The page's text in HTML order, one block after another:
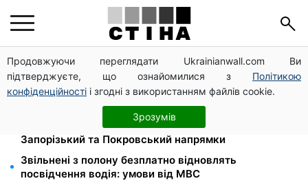
Продовжуючи переглядати Ukrainianwall.com Ви
підтверджуєте, що ознайомилися з Політикою
конфіденційності і згодні з використанням файлів cookie.
Зрозумів
Новий знак на центральній вулиці: водіям
вантажівок заборонили зупинку — штраф до 680
грн
Мавіки, зарядні станції та апарати для реанімації:
Християнський корпус передав вантаж на
Запорізький та Покровський напрямки
Звільнені з полону безплатно відновлять
посвідчення водія: умови від МВС